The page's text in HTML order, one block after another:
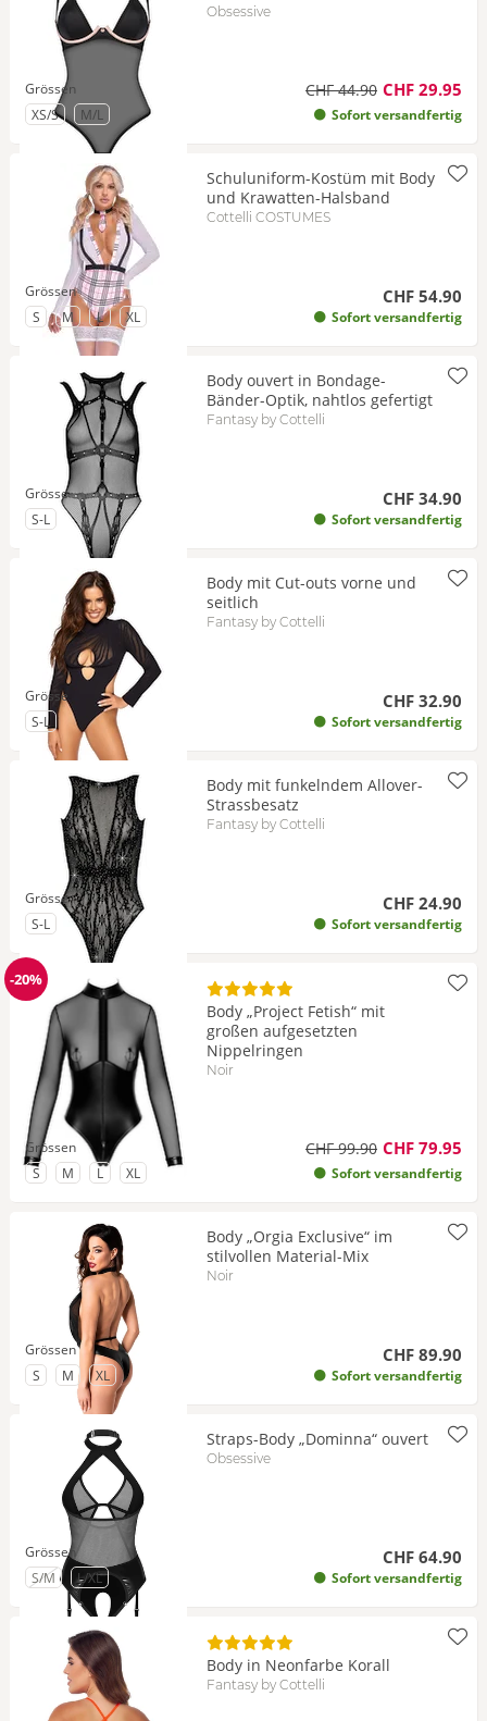
Obsessive
CHF 44.90 CHF 29.95
Sofort versandfertig
Grössen
zu Grösse
XS/S zu Grösse
M/L
Schuluniform-Kostüm mit Body
und Krawatten-Halsband
Cottelli COSTUMES
CHF 54.90
Sofort versandfertig
Grössen
zu Grösse
S zu Grösse
M zu Grösse
L zu Grösse
XL
Body ouvert in Bondage-
Bänder-Optik, nahtlos gefertigt
Fantasy by Cottelli
CHF 34.90
Sofort versandfertig
Grösse
zu Grösse
S-L
Body mit Cut-outs vorne und
seitlich
Fantasy by Cottelli
CHF 32.90
Sofort versandfertig
Grösse
zu Grösse
S-L
Body mit funkelndem Allover-
Strassbesatz
Fantasy by Cottelli
CHF 24.90
Sofort versandfertig
Grösse
zu Grösse
S-L
Reduzierung
-20%
Body „Project Fetish“ mit
großen aufgesetzten
Nippelringen
Noir
CHF 99.90 CHF 79.95
Sofort versandfertig
Grössen
zu Grösse
S zu Grösse
M zu Grösse
L zu Grösse
XL
Body „Orgia Exclusive“ im
stilvollen Material-Mix
Noir
CHF 89.90
Sofort versandfertig
Grössen
zu Grösse
S zu Grösse
M zu Grösse
XL
Straps-Body „Dominna“ ouvert
Obsessive
CHF 64.90
Sofort versandfertig
Grössen
zu Grösse
S/M - Bald wieder verfügbar
zu Grösse
L/XL
Body in Neonfarbe Korall
Fantasy by Cottelli